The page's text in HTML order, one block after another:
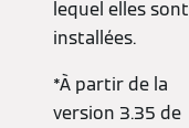
lequel elles sont
installées.
*À partir de la
version 3.35 de